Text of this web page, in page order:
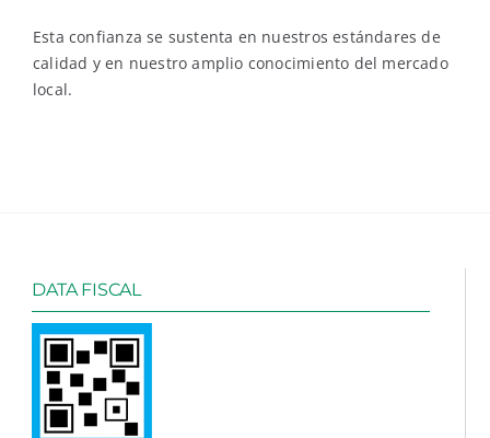
Esta confianza se sustenta en nuestros estándares de
calidad y en nuestro amplio conocimiento del mercado
local.
DATA FISCAL